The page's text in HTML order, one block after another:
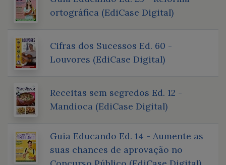
ortográfica (EdiCase Digital)
Cifras dos Sucessos Ed. 60 -
Louvores (EdiCase Digital)
Receitas sem segredos Ed. 12 -
Mandioca (EdiCase Digital)
Guia Educando Ed. 14 - Aumente as
suas chances de aprovação no